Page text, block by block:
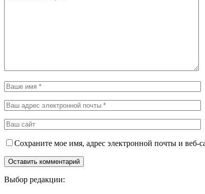
Сохраните мое имя, адрес электронной почты и веб-
Выбор редакции: